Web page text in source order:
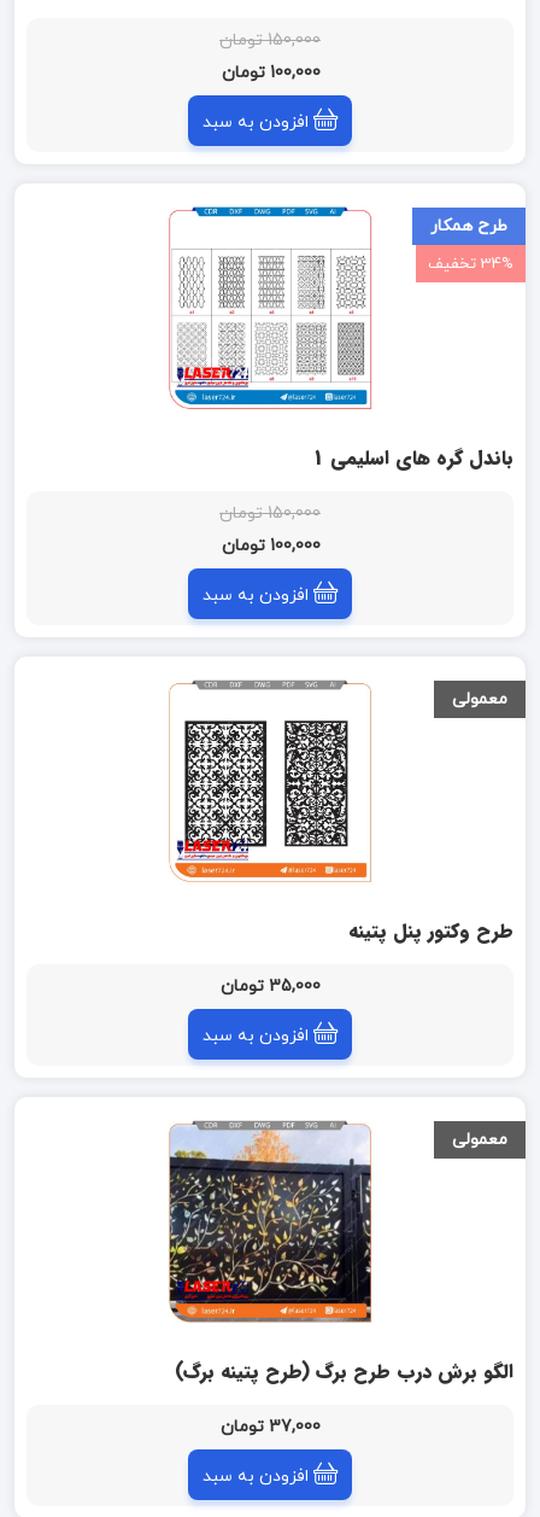
150,000 تومان
100,000 تومان
افزودن به سبد
طرح همکار
34% تخفیف
باندل گره های اسلیمی 1
150,000 تومان
100,000 تومان
افزودن به سبد
معمولی
طرح وکتور پنل پتینه
35,000 تومان
افزودن به سبد
معمولی
الگو برش درب طرح برگ (طرح پتینه برگ)
37,000 تومان
افزودن به سبد